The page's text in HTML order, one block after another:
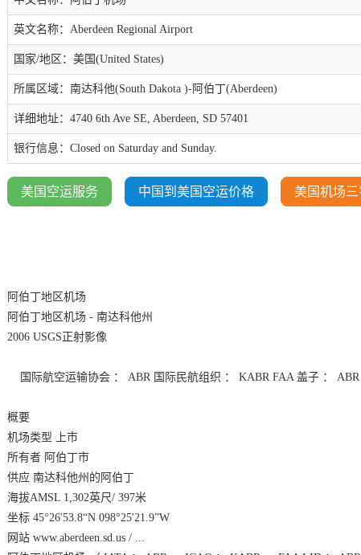
英文名称：Aberdeen Regional Airport
国家/地区：美国(United States)
所属区域：南达科他(South Dakota )-阿伯丁(Aberdeen)
详细地址：4740 6th Ave SE, Aberdeen, SD 57401
银行信息：Closed on Saturday and Sunday.
美国空运服务 中国到美国空运价格 美国机场三
阿伯丁地区机场
阿伯丁地区机场 - 南达科他州
2006 USGS正射影像
国际航空运输协会 ： ABR 国际民航组织 ： KABR FAA 盖子 ： ABR
概要
机场类型 上市
所有者 阿伯丁市
供应 南达科他州的阿伯丁
海拔AMSL 1,302英尺/ 397米
坐标 45°26'53.8“N 098°25'21.9”W
网站 www.aberdeen.sd.us / ...